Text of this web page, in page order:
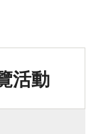
活動